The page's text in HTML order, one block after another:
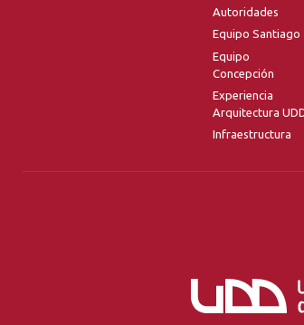
Autoridades
Equipo Santiago
Equipo
Concepción
Experiencia
Arquitectura
Infraestructura